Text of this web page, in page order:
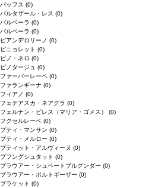
バッフス (0)
バルタザール・レス (0)
バルベーラ (0)
バルベーラ (0)
ピアンデロリーノ (0)
ピニョレット (0)
ピノ・ネロ (0)
ピノタージュ (0)
ファーバーレーベ (0)
ファランギーナ (0)
フィアノ (0)
フェテアスカ・ネアグラ (0)
フェルナン・ピレス（マリア・ゴメス） (0)
フクセルレーベ (0)
プティ・マンサン (0)
プティ・メルロー (0)
プティット・アルヴィーヌ (0)
プフングシュタット (0)
ブラウアー・シュペートブルグンダー (0)
ブラウアー・ポルトギーザー (0)
ブラケット (0)